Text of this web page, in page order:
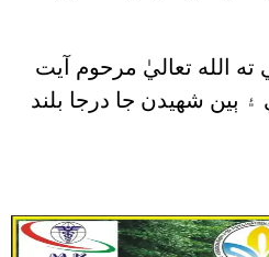
الله تعاليٰ مرحوم آيت
ٻين شهيدن جا درجا بلند